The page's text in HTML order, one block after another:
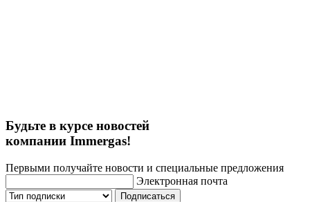
Будьте в курсе новостей
компании Immergas!
Первыми получайте новости и специальные предложения
Электронная почта
Подписаться